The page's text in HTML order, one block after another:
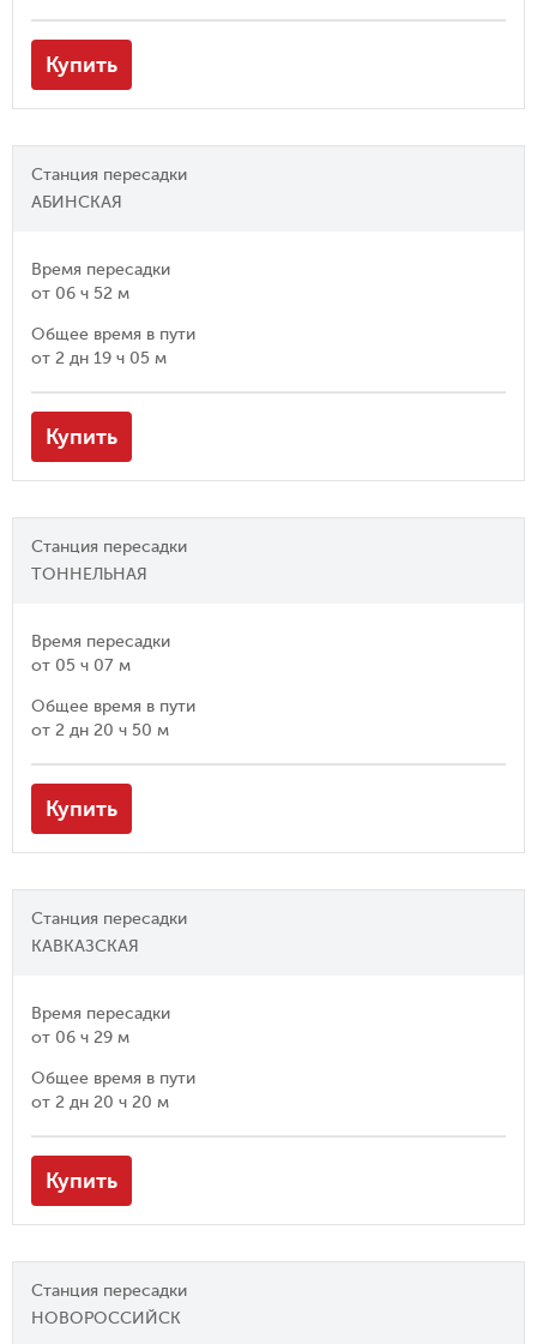
Купить
Станция пересадки
АБИНСКАЯ
Время пересадки
от 06 ч 52 м
Общее время в пути
от 2 дн 19 ч 05 м
Купить
Станция пересадки
ТОННЕЛЬНАЯ
Время пересадки
от 05 ч 07 м
Общее время в пути
от 2 дн 20 ч 50 м
Купить
Станция пересадки
КАВКАЗСКАЯ
Время пересадки
от 06 ч 29 м
Общее время в пути
от 2 дн 20 ч 20 м
Купить
Станция пересадки
НОВОРОССИЙСК